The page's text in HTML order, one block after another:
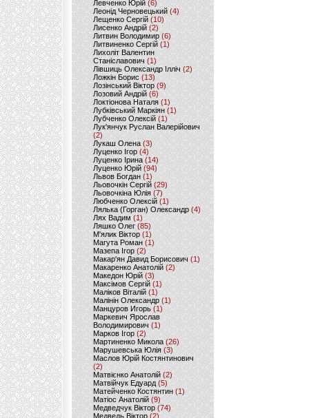
Левченко Юрій (6)
Леонід Черновецький (4)
Лещенко Сергій (10)
Лисенко Андрій (2)
Литвин Володимир (6)
Литвиненко Сергій (1)
Лихоліт Валентин
Станіславович (1)
Лівшиць Олександр Ілліч (2)
Ложкін Борис(13)
Лозінський Віктор(9)
Лозовий Андрій (6)
Локтіонова Наталя (1)
Лубківський Маркіян(1)
Лубченко Олексій (1)
Лук'янчук Руслан Валерійович
(2)
Лукаш Олена (3)
Луценко Ігор (4)
Луценко Ірина (14)
Луценко Юрій (94)
Львов Богдан (1)
Льовочкін Сергій (29)
Льовочкіна Юлія(7)
Любченко Олексій(1)
Лялька (Горган) Олександр(4)
Лях Вадим (1)
Ляшко Олег (85)
М'ялик Віктор(1)
Магута Роман(1)
Мазепа Ігор (2)
Макар'ян Давид Борисович(1)
Макаренко Анатолій (2)
Македон Юрій(3)
Максімов Сергій (1)
Маліков Віталій (1)
Малінін Олександр (1)
Манцуров Игорь (1)
Маркевич Ярослав
Володимирович (1)
Марков Ігор (2)
Мартиненко Микола (26)
Марушевська Юлія (3)
Маслов Юрій Костянтинович
(2)
Матвієнко Анатолій (2)
Матвійчук Едуард(5)
Матейченко Костянтин (1)
Матіос Анатолій (9)
Медведчук Віктор(74)
Медведь Віктор (2)